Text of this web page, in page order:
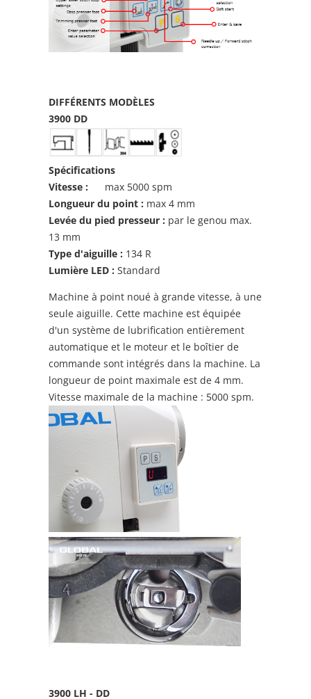
DIFFÉRENTS MODÈLES
3900 DD
Spécifications
Vitesse :
max 5000 spm
Longueur du point : max 4 mm
Levée du pied presseur : par le genou max.
13 mm
Type d'aiguille : 134 R
Lumière LED : Standard
Machine à point noué à grande vitesse, à une
seule aiguille. Cette machine est équipée
d'un système de lubrification entièrement
automatique et le moteur et le boîtier de
commande sont intégrés dans la machine. La
longueur de point maximale est de 4 mm.
Vitesse maximale de la machine : 5000 spm.
3900 LH - DD